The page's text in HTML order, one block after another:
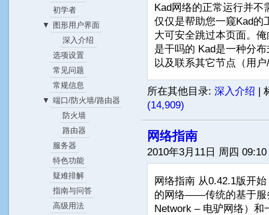
Kad网络的正常运行并不
仅仅是帮助您一窥Kad的
大可安全跳过本页面。
是干吗的 Kad是一种分
以及联系其它节点（用
所在其他目录:深入介绍 |
(14,909)
网络指南
2010年3月11日 周四 09:10
网络指南 从0.42.1版开
的网络——传统的基于服
Network – 电驴网络）和
初学者
▼
图形用户界面
深入介绍
选项设置
常见问题
常规信息
▼ 端口/防火墙/路由器
防火墙
路由器
服务器
特色功能
疑难排解
指南与问答
高级用法